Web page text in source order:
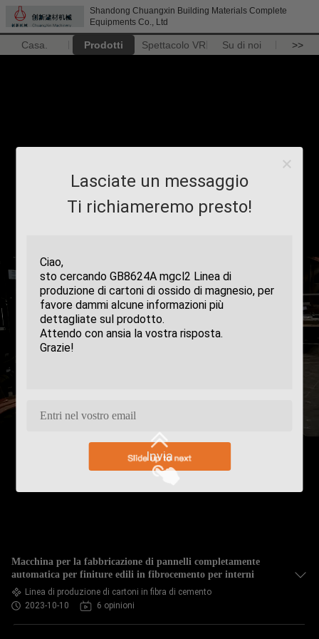
Shandong Chuangxin Building Materials Complete
Equipments Co., Ltd
Casa. Prodotti Spettacolo VR Su di noi >>
Lasciate un messaggio
Ti richiameremo presto!
Invia
Macchina per la fabbricazione di pannelli completamente
automatica per finiture edili in fibrocemento per interni
Linea di produzione di cartoni in fibra di cemento
2023-10-10
6 opinioni